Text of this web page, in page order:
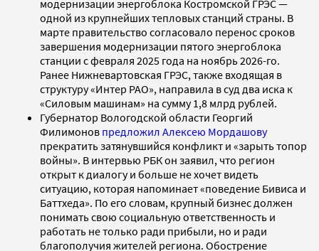
модернизации энергоблока Костромской ГРЭС —
одной из крупнейших тепловых станций страны. В
марте правительство согласовало перенос сроков
завершения модернизации пятого энергоблока
станции с февраля 2025 года на ноябрь 2026-го.
Ранее Нижневартовская ГРЭС, также входящая в
структуру «Интер РАО», направила в суд два иска к
«Силовым машинам» на сумму 1,8 млрд рублей.
Губернатор Вологодской области Георгий
Филимонов предложил Алексею Мордашову
прекратить затянувшийся конфликт и «зарыть топор
войны». В интервью РБК он заявил, что регион
открыт к диалогу и больше не хочет видеть
ситуацию, которая напоминает «поведение Бивиса и
Баттхеда». По его словам, крупный бизнес должен
понимать свою социальную ответственность и
работать не только ради прибыли, но и ради
благополучия жителей региона. Обострение